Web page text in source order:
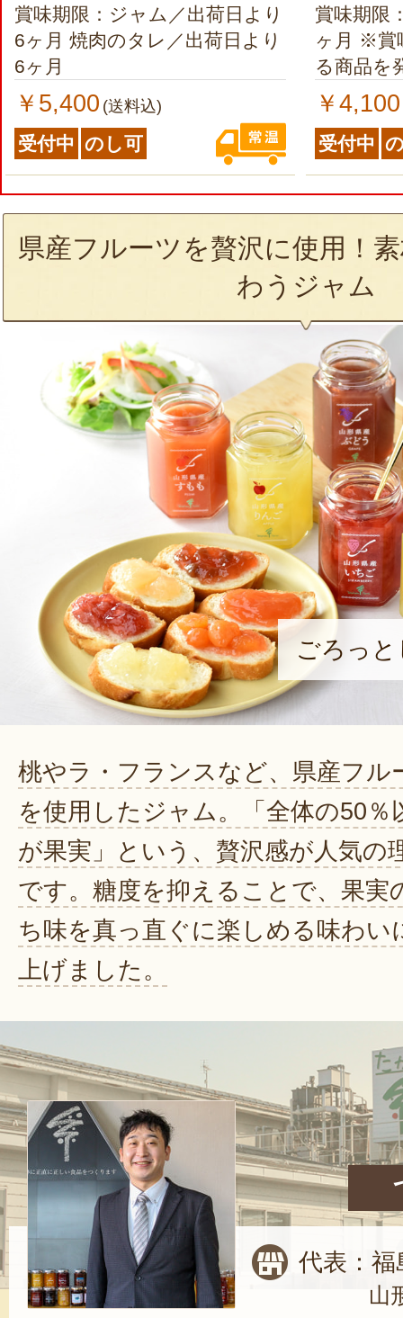
賞味期限：ジャム／出荷日より
6ヶ月 焼肉のタレ／出荷日より
6ヶ月
￥5,400 (送料込)
受付中 のし可
賞味期限
ヶ月 ※賞味期限が2ヶ月以上あ
る商品を
￥4,100
受付中
県産フルーツを贅沢に使用！
わうジャム
ごろっ
桃やラ・フランスなど、県産フル
を使用したジャム。「全体の50％
が果実」という、贅沢感が人気の
です。糖度を抑えることで、果実
ち味を真っ直ぐに楽しめる味わい
上げました。
代表：福
山